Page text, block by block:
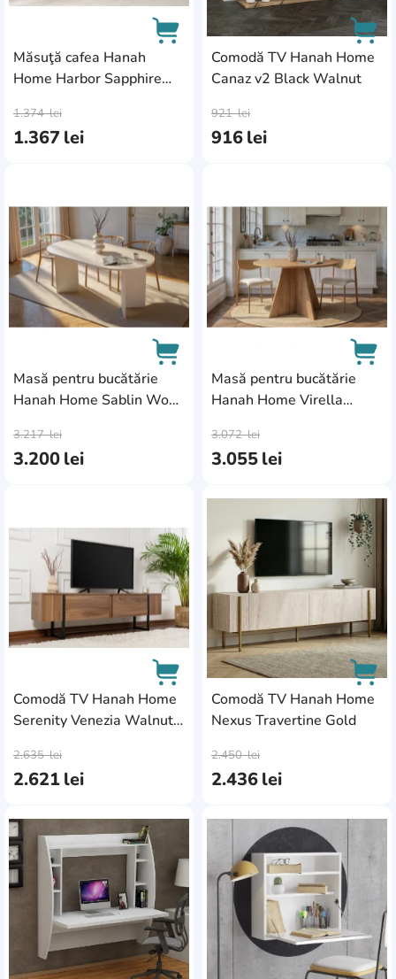
Măsuţă cafea Hanah
Home Harbor Sapphire
1.367lei
1.374lei
Comodă TV Hanah Home
Canaz v2 Black Walnut
916lei
921lei
Masă pentru bucătărie
Hanah Home Sablin Wood
3.200lei
3.217lei
Masă pentru bucătărie
Hanah Home Virella
3.055lei
3.072lei
Comodă TV Hanah Home
Serenity Venezia Walnut
2.621lei
2.635lei
AddCardToFavourite
Comodă TV Hanah Home
Nexus Travertine Gold
2.436lei
2.450lei
AddCardToFavourite